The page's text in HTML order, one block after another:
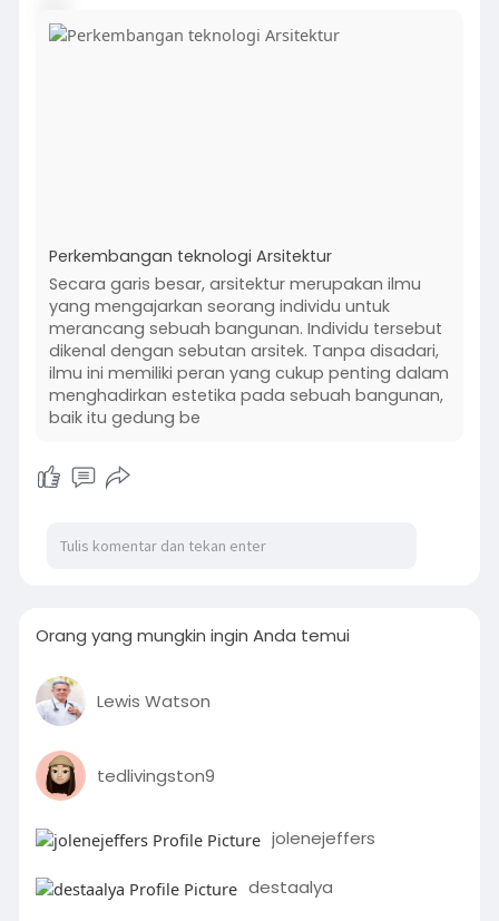
Perkembangan teknologi Arsitektur
Secara garis besar, arsitektur merupakan ilmu
yang mengajarkan seorang individu untuk
merancang sebuah bangunan. Individu tersebut
dikenal dengan sebutan arsitek. Tanpa disadari,
ilmu ini memiliki peran yang cukup penting dalam
menghadirkan estetika pada sebuah bangunan,
baik itu gedung be
Orang yang mungkin ingin Anda temui
Lewis Watson
tedlivingston9
jolenejeffers
destaalya